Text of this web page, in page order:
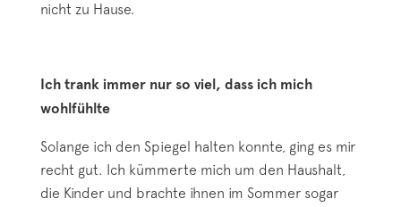
nicht zu Hause.
Ich trank immer nur so viel, dass ich mich
wohlfühlte
Solange ich den Spiegel halten konnte, ging es mir
recht gut. Ich kümmerte mich um den Haushalt,
die Kinder und brachte ihnen im Sommer sogar